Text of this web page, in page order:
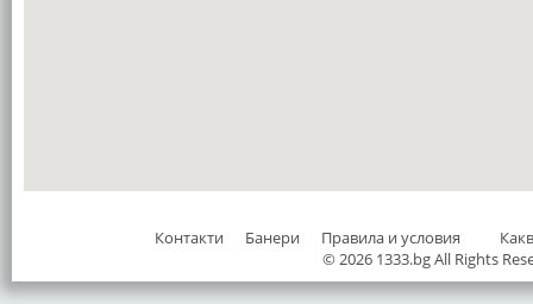
Контакти Банери Правила и условия
© 2026 1333.bg All Rights